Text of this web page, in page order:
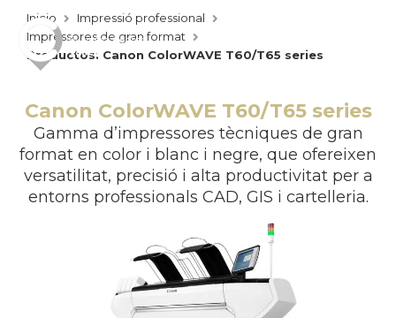
Inicio
Impressió professional
Impressores de gran format
Productos: Canon ColorWAVE T60/T65 series
Canon ColorWAVE T60/T65 series
Gamma d’impressores tècniques de gran
format en color i blanc i negre, que ofereixen
versatilitat, precisió i alta productivitat per a
entorns professionals CAD, GIS i cartelleria.